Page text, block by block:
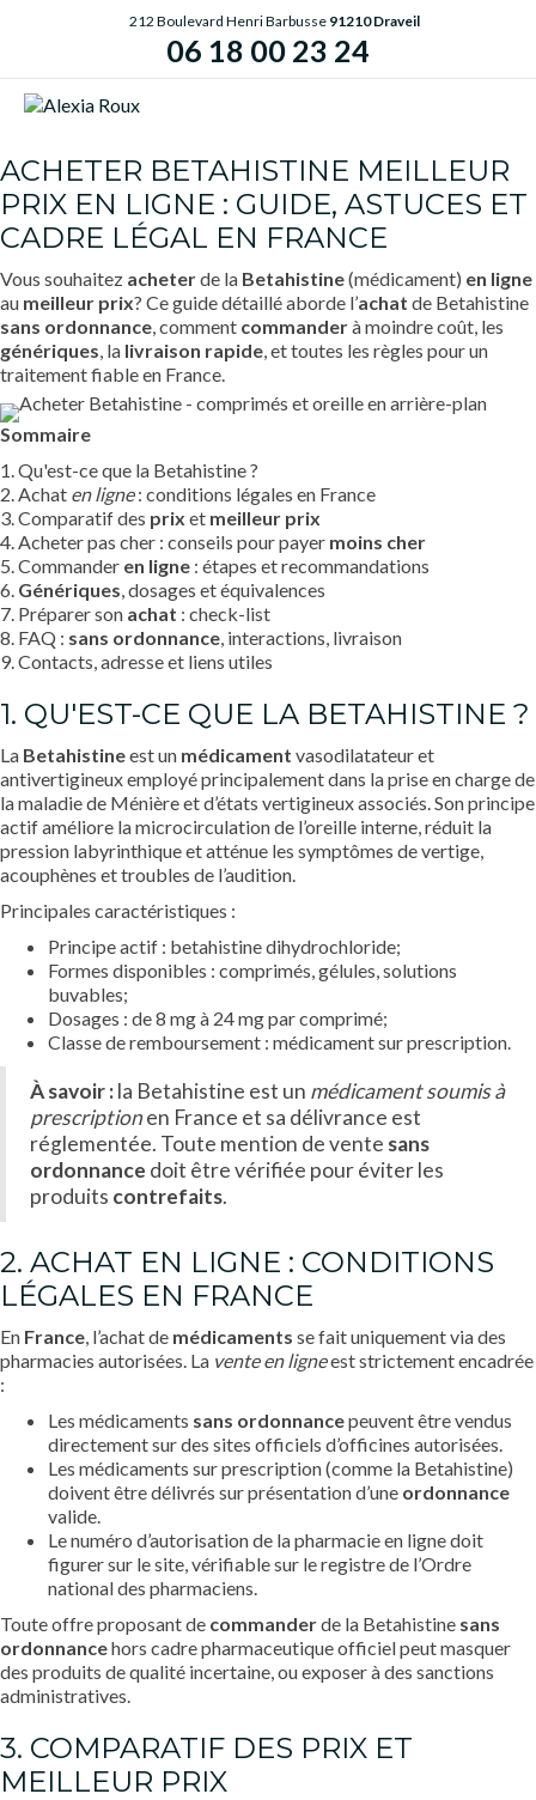
212 Boulevard Henri Barbusse 91210 Draveil
06 18 00 23 24
ACHETER BETAHISTINE MEILLEUR
PRIX EN LIGNE : GUIDE, ASTUCES ET
CADRE LÉGAL EN FRANCE
Vous souhaitez acheterde la Betahistine(médicament) en ligne
au meilleur prix? Ce guide détaillé aborde l’achat de Betahistine
sans ordonnance, comment commanderà moindre coût, les
génériques, la livraison rapide, et toutes les règles pour un
traitement fiable en France.
Sommaire
1. Qu'est-ce que la Betahistine ?
2. Achat en ligne: conditions légales en France
3. Comparatif des prix et meilleur prix
4. Acheter pas cher : conseils pour payer moins cher
5. Commander en ligne : étapes et recommandations
6. Génériques, dosages et équivalences
7. Préparer son achat : check-list
8. FAQ : sans ordonnance, interactions, livraison
9. Contacts, adresse et liens utiles
1. QU'EST-CE QUE LA BETAHISTINE ?
La Betahistineest un médicament vasodilatateur et
antivertigineux employé principalement dans la prise en charge de
la maladie de Ménière et d’états vertigineux associés. Son principe
actif améliore la microcirculation de l’oreille interne, réduit la
pression labyrinthique et atténue les symptômes de vertige,
acouphènes et troubles de l’audition.
Principales caractéristiques :
Principe actif : betahistine dihydrochloride;
Formes disponibles : comprimés, gélules, solutions
buvables;
Dosages : de 8 mg à 24 mg par comprimé;
Classe de remboursement : médicament sur prescription.
À savoir :la Betahistine est un médicament soumis à
prescriptionen France et sa délivrance est
réglementée. Toute mention de vente sans
ordonnance doit être vérifiée pour éviter les
produits contrefaits.
2. ACHAT EN LIGNE : CONDITIONS
LÉGALES EN FRANCE
En France, l’achat de médicaments se fait uniquement via des
pharmacies autorisées. La vente en ligneest strictement encadrée
:
Les médicaments sans ordonnancepeuvent être vendus
directement sur des sites officiels d’officines autorisées.
Les médicaments sur prescription (comme la Betahistine)
doivent être délivrés sur présentation d’une ordonnance
valide.
Le numéro d’autorisation de la pharmacie en ligne doit
figurer sur le site, vérifiable sur le registre de l’Ordre
national des pharmaciens.
Toute offre proposant de commanderde la Betahistine sans
ordonnancehors cadre pharmaceutique officiel peut masquer
des produits de qualité incertaine, ou exposer à des sanctions
administratives.
3. COMPARATIF DES PRIX ET
MEILLEUR PRIX